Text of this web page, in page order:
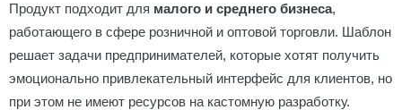
Продукт подходит для малого и среднего бизнеса,
работающего в сфере розничной и оптовой торговли. Шаблон
решает задачи предпринимателей, которые хотят получить
эмоционально привлекательный интерфейс для клиентов, но
при этом не имеют ресурсов на кастомную разработку.